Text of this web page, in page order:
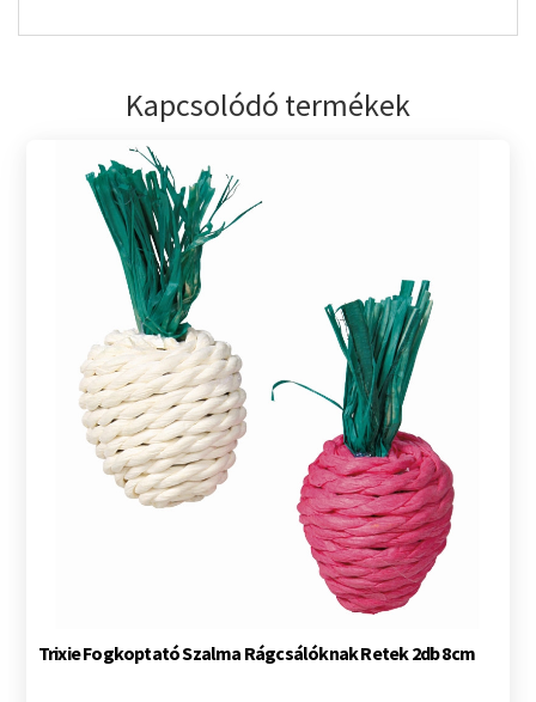
Kapcsolódó termékek
Trixie Fogkoptató Szalma Rágcsálóknak Retek 2db 8cm